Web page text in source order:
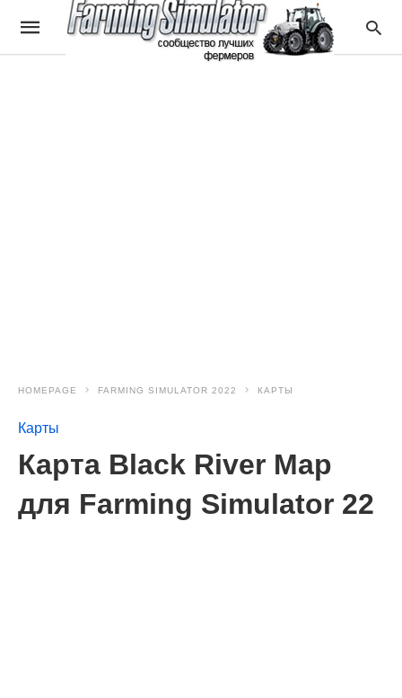
HOMEPAGE FARMING SIMULATOR 2022 КАРТЫ
Карты
Карта Black River Map
для Farming Simulator 22